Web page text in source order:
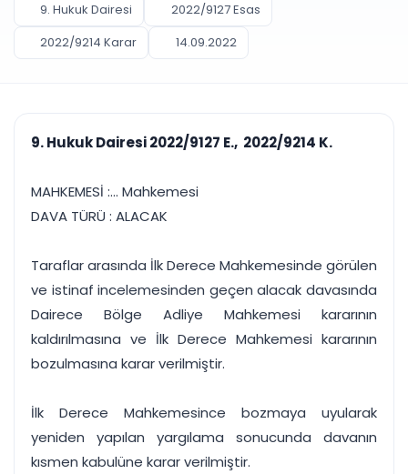
PLANLAMA & TAKİP
Pano ve Takip
Duruşma ve görev
takvimi
Bildirim
takibi
UYAP & UETS entegrasyonundan finansa, hepsi bir arada.
Tüm özellikleri inceleyin Ücretsiz Başlayın
9. Hukuk Dairesi
2022/9127 Esas
2022/9214 Karar
14.09.2022
9. Hukuk Dairesi 2022/9127 E., 2022/9214 K.
MAHKEMESİ :... Mahkemesi
DAVA TÜRÜ : ALACAK
Taraflar arasında İlk Derece Mahkemesinde görülen
ve istinaf incelemesinden geçen alacak davasında
Dairece Bölge Adliye Mahkemesi kararının
kaldırılmasına ve İlk Derece Mahkemesi kararının
bozulmasına karar verilmiştir.
İlk Derece Mahkemesince bozmaya uyularak
yeniden yapılan yargılama sonucunda davanın
kısmen kabulüne karar verilmiştir.